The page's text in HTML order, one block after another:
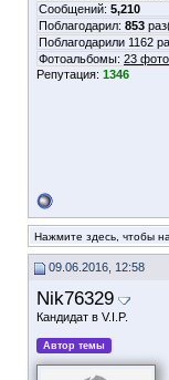
Сообщений: 5,210
Поблагодарил: 853
Поблагодарили 1162
Фотоальбомы: 23 фото
Репутация: 1346
Нажмите здесь, чтобы
09.06.2016, 12:58
Nik76329
Кандидат в V.I.P.
Автор темы